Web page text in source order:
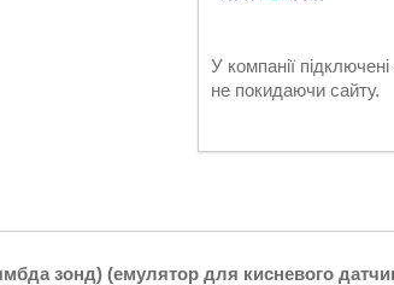
У компанії
не покидаючи сайту.
зонд) (емулятор для кисневого